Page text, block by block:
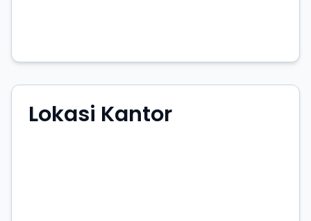
Lokasi Kantor